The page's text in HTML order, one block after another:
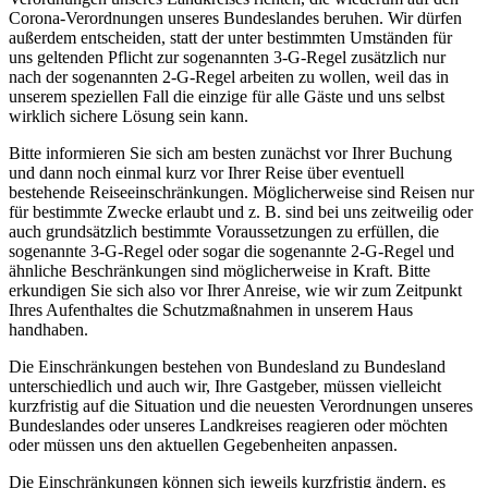
Corona-Verordnungen unseres Bundeslandes beruhen. Wir dürfen
außerdem entscheiden, statt der unter bestimmten Umständen für
uns geltenden Pflicht zur sogenannten 3-G-Regel zusätzlich nur
nach der sogenannten 2-G-Regel arbeiten zu wollen, weil das in
unserem speziellen Fall die einzige für alle Gäste und uns selbst
wirklich sichere Lösung sein kann.
Bitte informieren Sie sich am besten zunächst vor Ihrer Buchung
und dann noch einmal kurz vor Ihrer Reise über eventuell
bestehende Reiseeinschränkungen. Möglicherweise sind Reisen nur
für bestimmte Zwecke erlaubt und z. B. sind bei uns zeitweilig oder
auch grundsätzlich bestimmte Voraussetzungen zu erfüllen, die
sogenannte 3-G-Regel oder sogar die sogenannte 2-G-Regel und
ähnliche Beschränkungen sind möglicherweise in Kraft. Bitte
erkundigen Sie sich also vor Ihrer Anreise, wie wir zum Zeitpunkt
Ihres Aufenthaltes die Schutzmaßnahmen in unserem Haus
handhaben.
Die Einschränkungen bestehen von Bundesland zu Bundesland
unterschiedlich und auch wir, Ihre Gastgeber, müssen vielleicht
kurzfristig auf die Situation und die neuesten Verordnungen unseres
Bundeslandes oder unseres Landkreises reagieren oder möchten
oder müssen uns den aktuellen Gegebenheiten anpassen.
Die Einschränkungen können sich jeweils kurzfristig ändern, es